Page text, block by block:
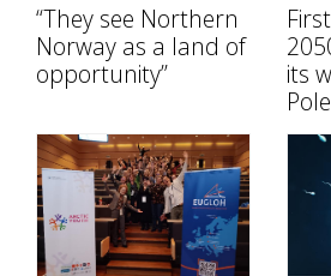
“They see Northern
Norway as a land of
opportunity”
its
Pole